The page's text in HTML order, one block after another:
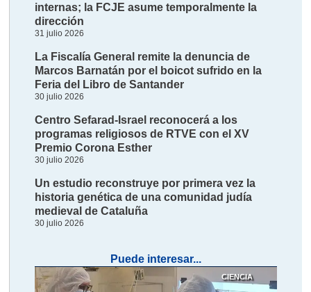
internas; la FCJE asume temporalmente la
dirección
31 julio 2026
La Fiscalía General remite la denuncia de
Marcos Barnatán por el boicot sufrido en la
Feria del Libro de Santander
30 julio 2026
Centro Sefarad-Israel reconocerá a los
programas religiosos de RTVE con el XV
Premio Corona Esther
30 julio 2026
Un estudio reconstruye por primera vez la
historia genética de una comunidad judía
medieval de Cataluña
30 julio 2026
Puede interesar...
CIENCIA